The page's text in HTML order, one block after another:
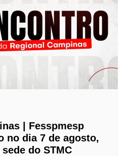
| Fesspmesp
no dia 7 de agosto,
do STMC